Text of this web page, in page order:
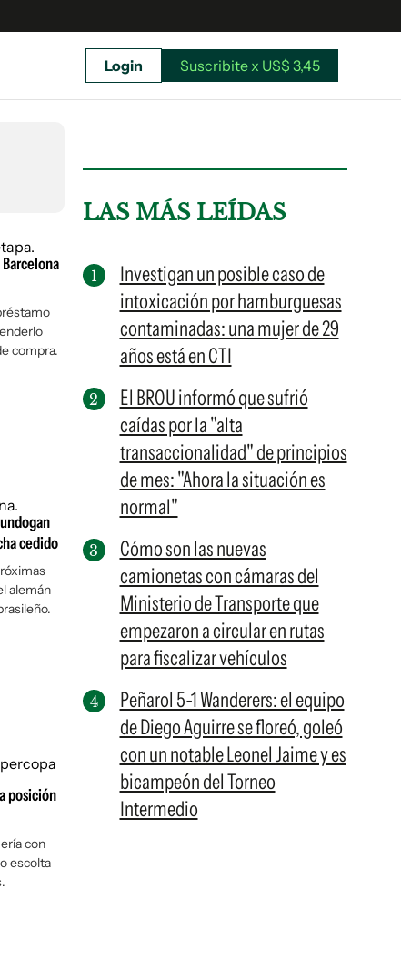
Suscribite x US$ 3,45
Login Suscribite x US$ 3,45
compra.
cedido
alemán
posición
con
escolta
LAS MÁS LEÍDAS
Investigan un posible caso de
intoxicación por hamburguesas
contaminadas: una mujer de 29
años está en CTI
El BROU informó que sufrió
caídas por la "alta
transaccionalidad" de principios
de mes: "Ahora la situación es
normal"
Cómo son las nuevas
camionetas con cámaras del
Ministerio de Transporte que
empezaron a circular en rutas
para fiscalizar vehículos
Peñarol 5-1 Wanderers: el equipo
de Diego Aguirre se floreó, goleó
con un notable Leonel Jaime y es
bicampeón del Torneo
Intermedio